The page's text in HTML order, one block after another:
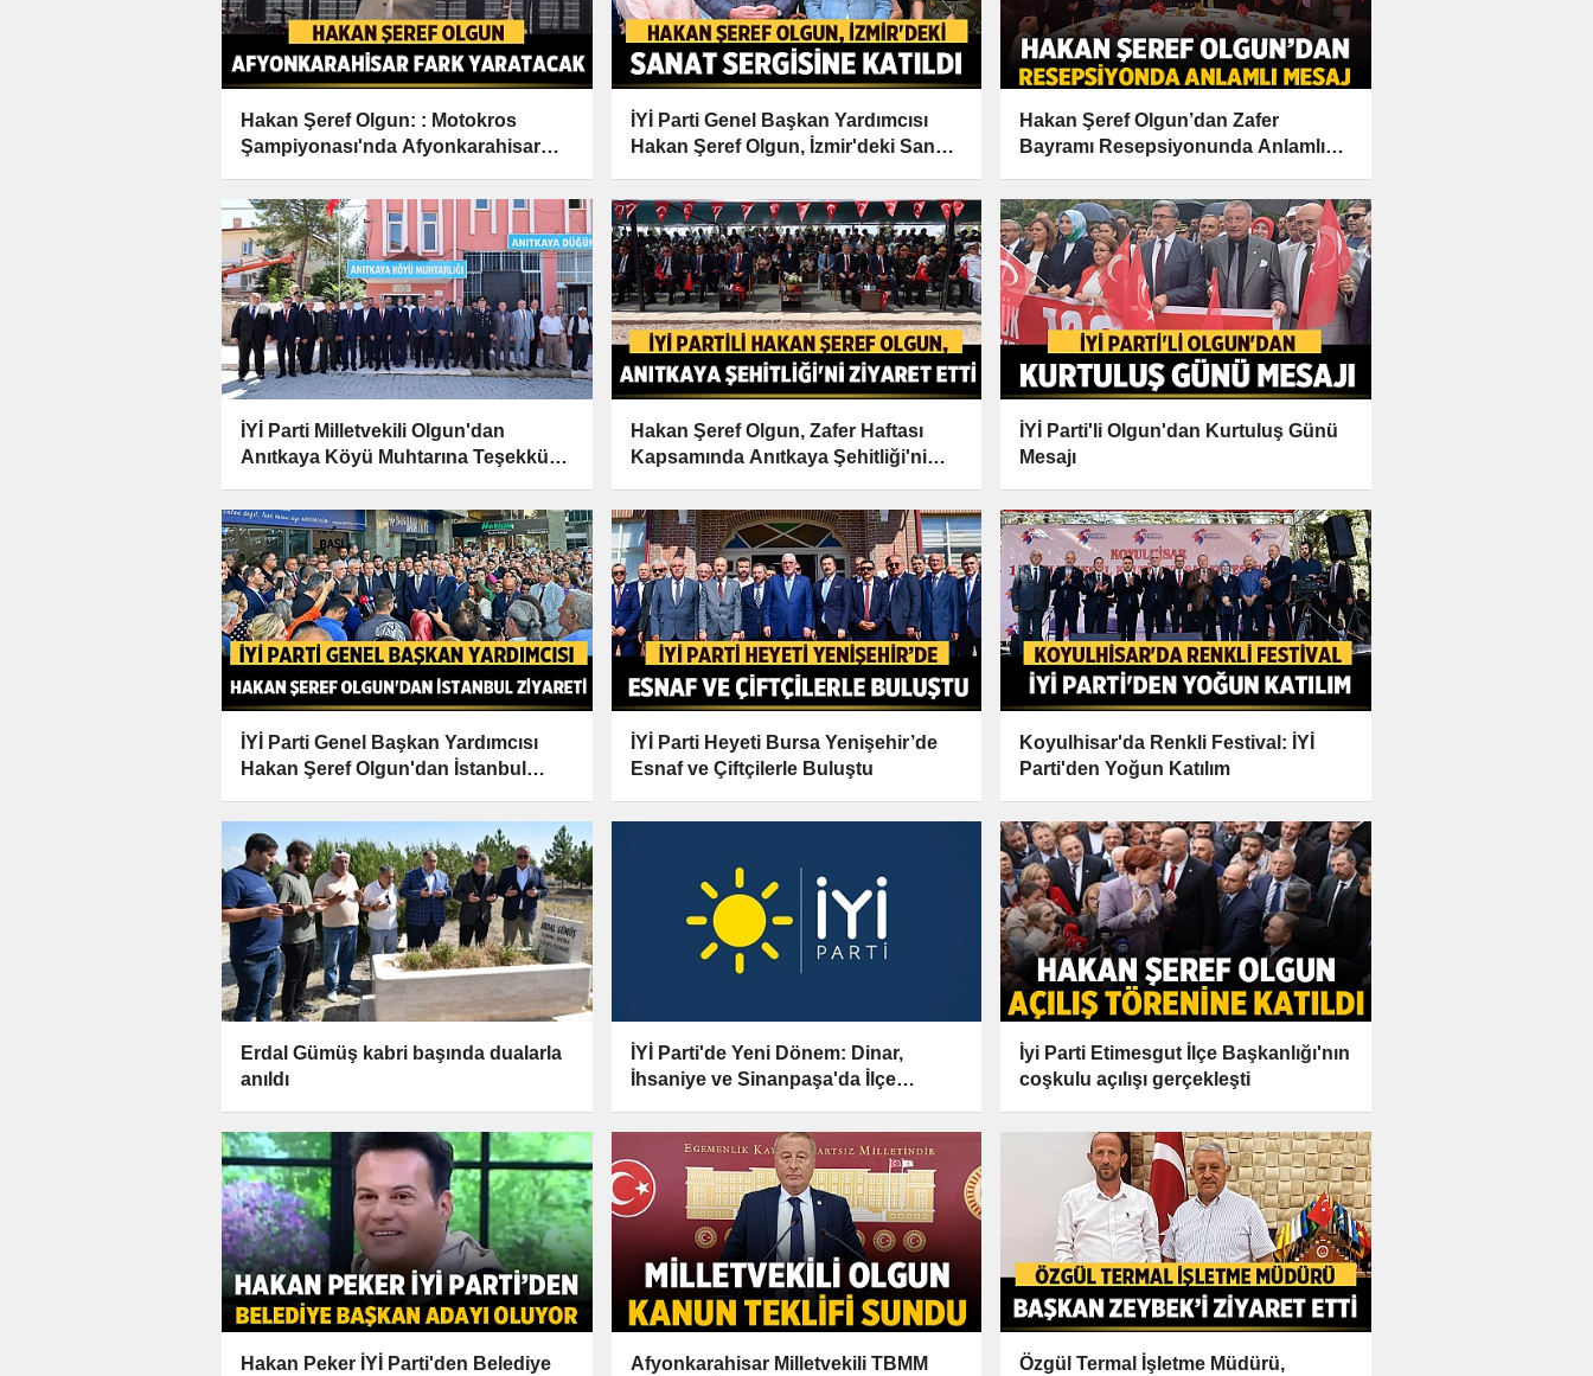
Hakan Şeref Olgun: : Motokros
Şampiyonası'nda Afyonkarahisar
İYİ Parti Genel Başkan Yardımcısı
Hakan Şeref Olgun, İzmir'deki Sanat
Hakan Şeref Olgun’dan Zafer
Bayramı Resepsiyonunda Anlamlı
İYİ Parti Milletvekili Olgun'dan
Anıtkaya Köyü Muhtarına Teşekkür
Hakan Şeref Olgun, Zafer Haftası
Kapsamında Anıtkaya Şehitliği'ni
İYİ Parti'li Olgun'dan Kurtuluş Günü
Mesajı
İYİ Parti Genel Başkan Yardımcısı
Hakan Şeref Olgun'dan İstanbul
İYİ Parti Heyeti Bursa Yenişehir’de
Esnaf ve Çiftçilerle Buluştu
Koyulhisar'da Renkli Festival: İYİ
Parti'den Yoğun Katılım
Erdal Gümüş kabri başında dualarla
anıldı
İYİ Parti'de Yeni Dönem: Dinar,
İhsaniye ve Sinanpaşa'da İlçe
İyi Parti Etimesgut İlçe Başkanlığı'nın
coşkulu açılışı gerçekleşti
Hakan Peker İYİ Parti'den Belediye
Afyonkarahisar Milletvekili TBMM
Özgül Termal İşletme Müdürü,